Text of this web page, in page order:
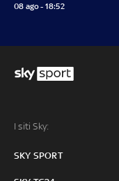
08 ago - 18:52
I siti Sky:
SKY SPORT